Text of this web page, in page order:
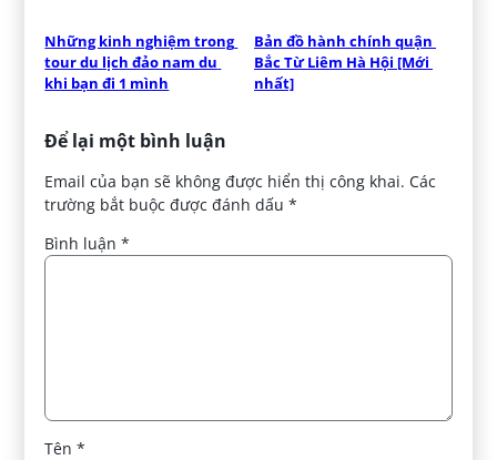
Những kinh nghiệm trong
tour du lịch đảo nam du
khi bạn đi 1 mình
Bản đồ hành chính quận
Bắc Từ Liêm Hà Hội [Mới
nhất]
Để lại một bình luận
Email của bạn sẽ không được hiển thị công khai. Các
trường bắt buộc được đánh dấu*
Bình luận*
Tên*